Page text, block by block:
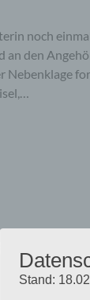
noch
an den
Nebenklage
Stand: